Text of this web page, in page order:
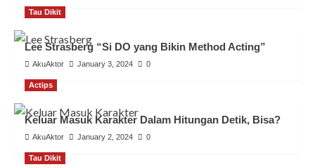
Tau Dikit
Lee Strasberg “Si DO yang Bikin Method Acting”
AkuAktor January 3, 2024 0
Actips
Keluar Masuk Karakter Dalam Hitungan Detik, Bisa?
AkuAktor January 2, 2024 0
Tau Dikit